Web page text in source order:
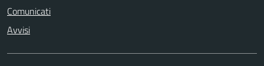
Comunicati
Avvisi